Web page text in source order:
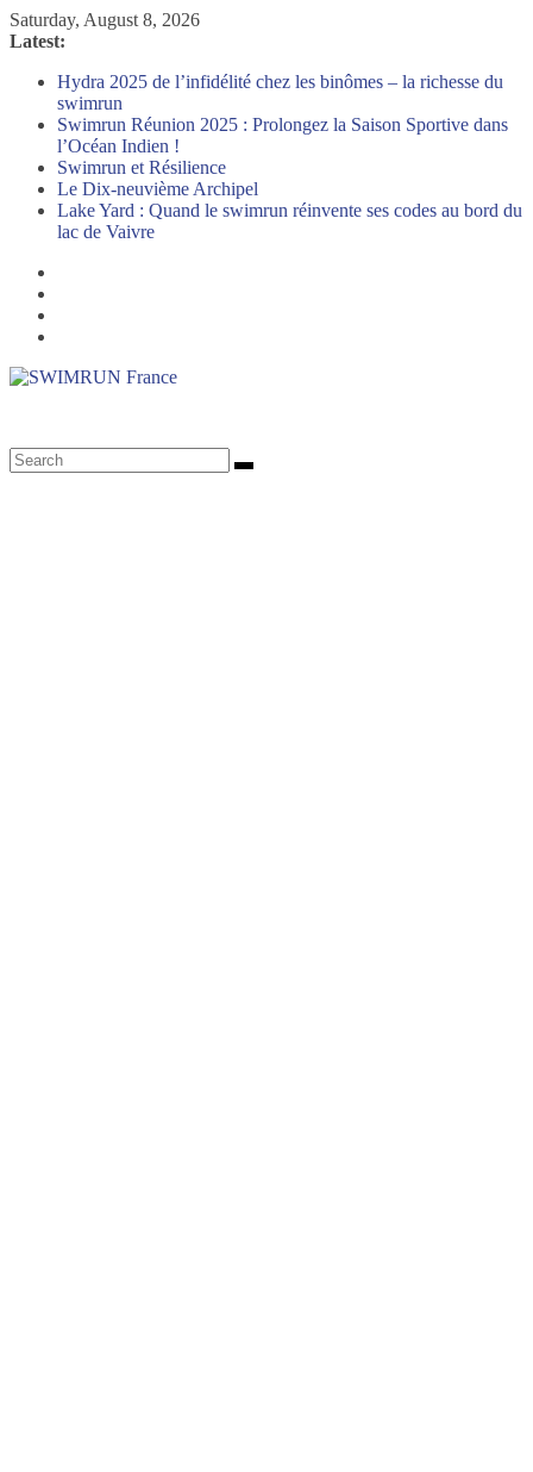
Skip
to
Saturday, August 8, 2026
Latest:
Hydra 2025 de l’infidélité chez les binômes – la richesse du
swimrun
Swimrun Réunion 2025 : Prolongez la Saison Sportive dans
l’Océan Indien !
Swimrun et Résilience
Le Dix-neuvième Archipel
Lake Yard : Quand le swimrun réinvente ses codes au bord du
lac de Vaivre